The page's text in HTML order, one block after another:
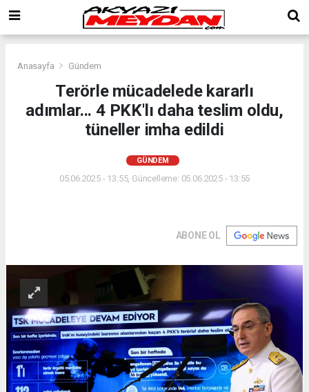
Anasayfa Gündem
Terörle mücadelede kararlı
adımlar... 4 PKK'lı daha teslim oldu,
tüneller imha edildi
GÜNDEM
05.06.2025 - 13:55, Güncelleme: 05.06.2025 - 13:55
ABONE OL